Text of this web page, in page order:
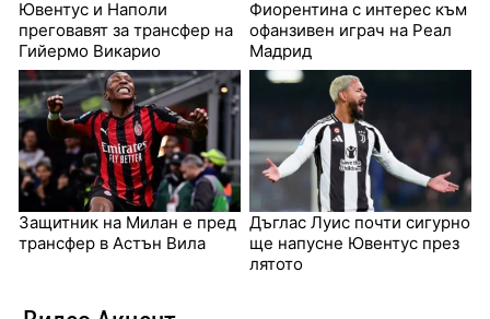
Ювентус и Наполи
преговавят за трансфер на
Гийермо Викарио
Фиорентина с интерес към
офанзивен играч на Реал
Мадрид
Защитник на Милан е пред
трансфер в Астън Вила
Дъглас Луис почти сигурно
ще напусне Ювентус през
лятото